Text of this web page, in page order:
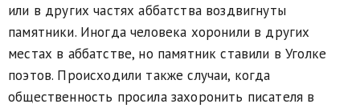
или в других частях аббатства воздвигнуты
памятники. Иногда человека хоронили в других
местах в аббатстве, но памятник ставили в Уголке
поэтов. Происходили также случаи, когда
общественность просила захоронить писателя в